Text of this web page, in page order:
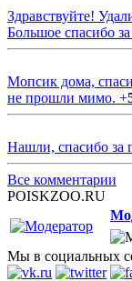
Здравствуйте!
Большое спасибо
Мопсик дома,
не прошли мимо. +
Нашли, спасибо за
Все комментарии
POISKZOO.RU
Мы в социальных